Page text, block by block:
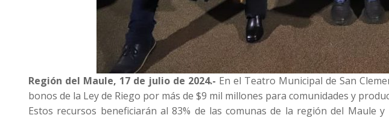
Región del Maule, 17 de julio de 2024.- En el Teatro Municipal de San
bonos de la Ley de Riego por más de $9 mil millones para comunidades y
Estos recursos beneficiarán al 83% de las comunas de la región del Maule